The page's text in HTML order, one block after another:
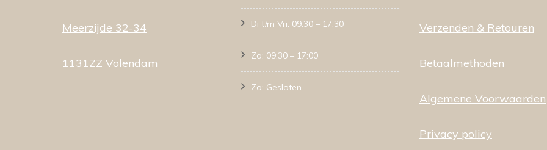
Meerzijde 32-34
1131ZZ Volendam
Di t/m Vri: 09:30 – 17:30
Za: 09:30 – 17:00
Zo: Gesloten
Verzenden & Retouren
Betaalmethoden
Algemene Voorwaarden
Privacy policy